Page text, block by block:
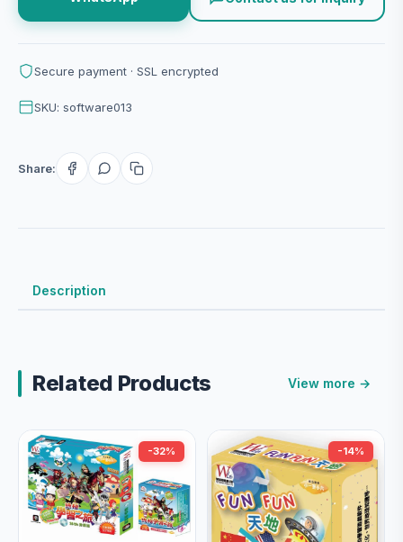
Secure payment · SSL encrypted
SKU: software013
Share:
Description
Related Products View more →
-32% -14%